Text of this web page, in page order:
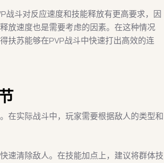
战斗对反应速度和技能释放有更高要求，因
放速度也是需要考虑的因素。在这种情况
扶苏能够在PVP战斗中快速打出高效的连
在实际战斗中，玩家需要根据敌人的类型和
速清除敌人。在技能加点上，建议将群体技